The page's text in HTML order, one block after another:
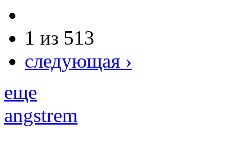
1 из 513
следующая ›
еще
angstrem